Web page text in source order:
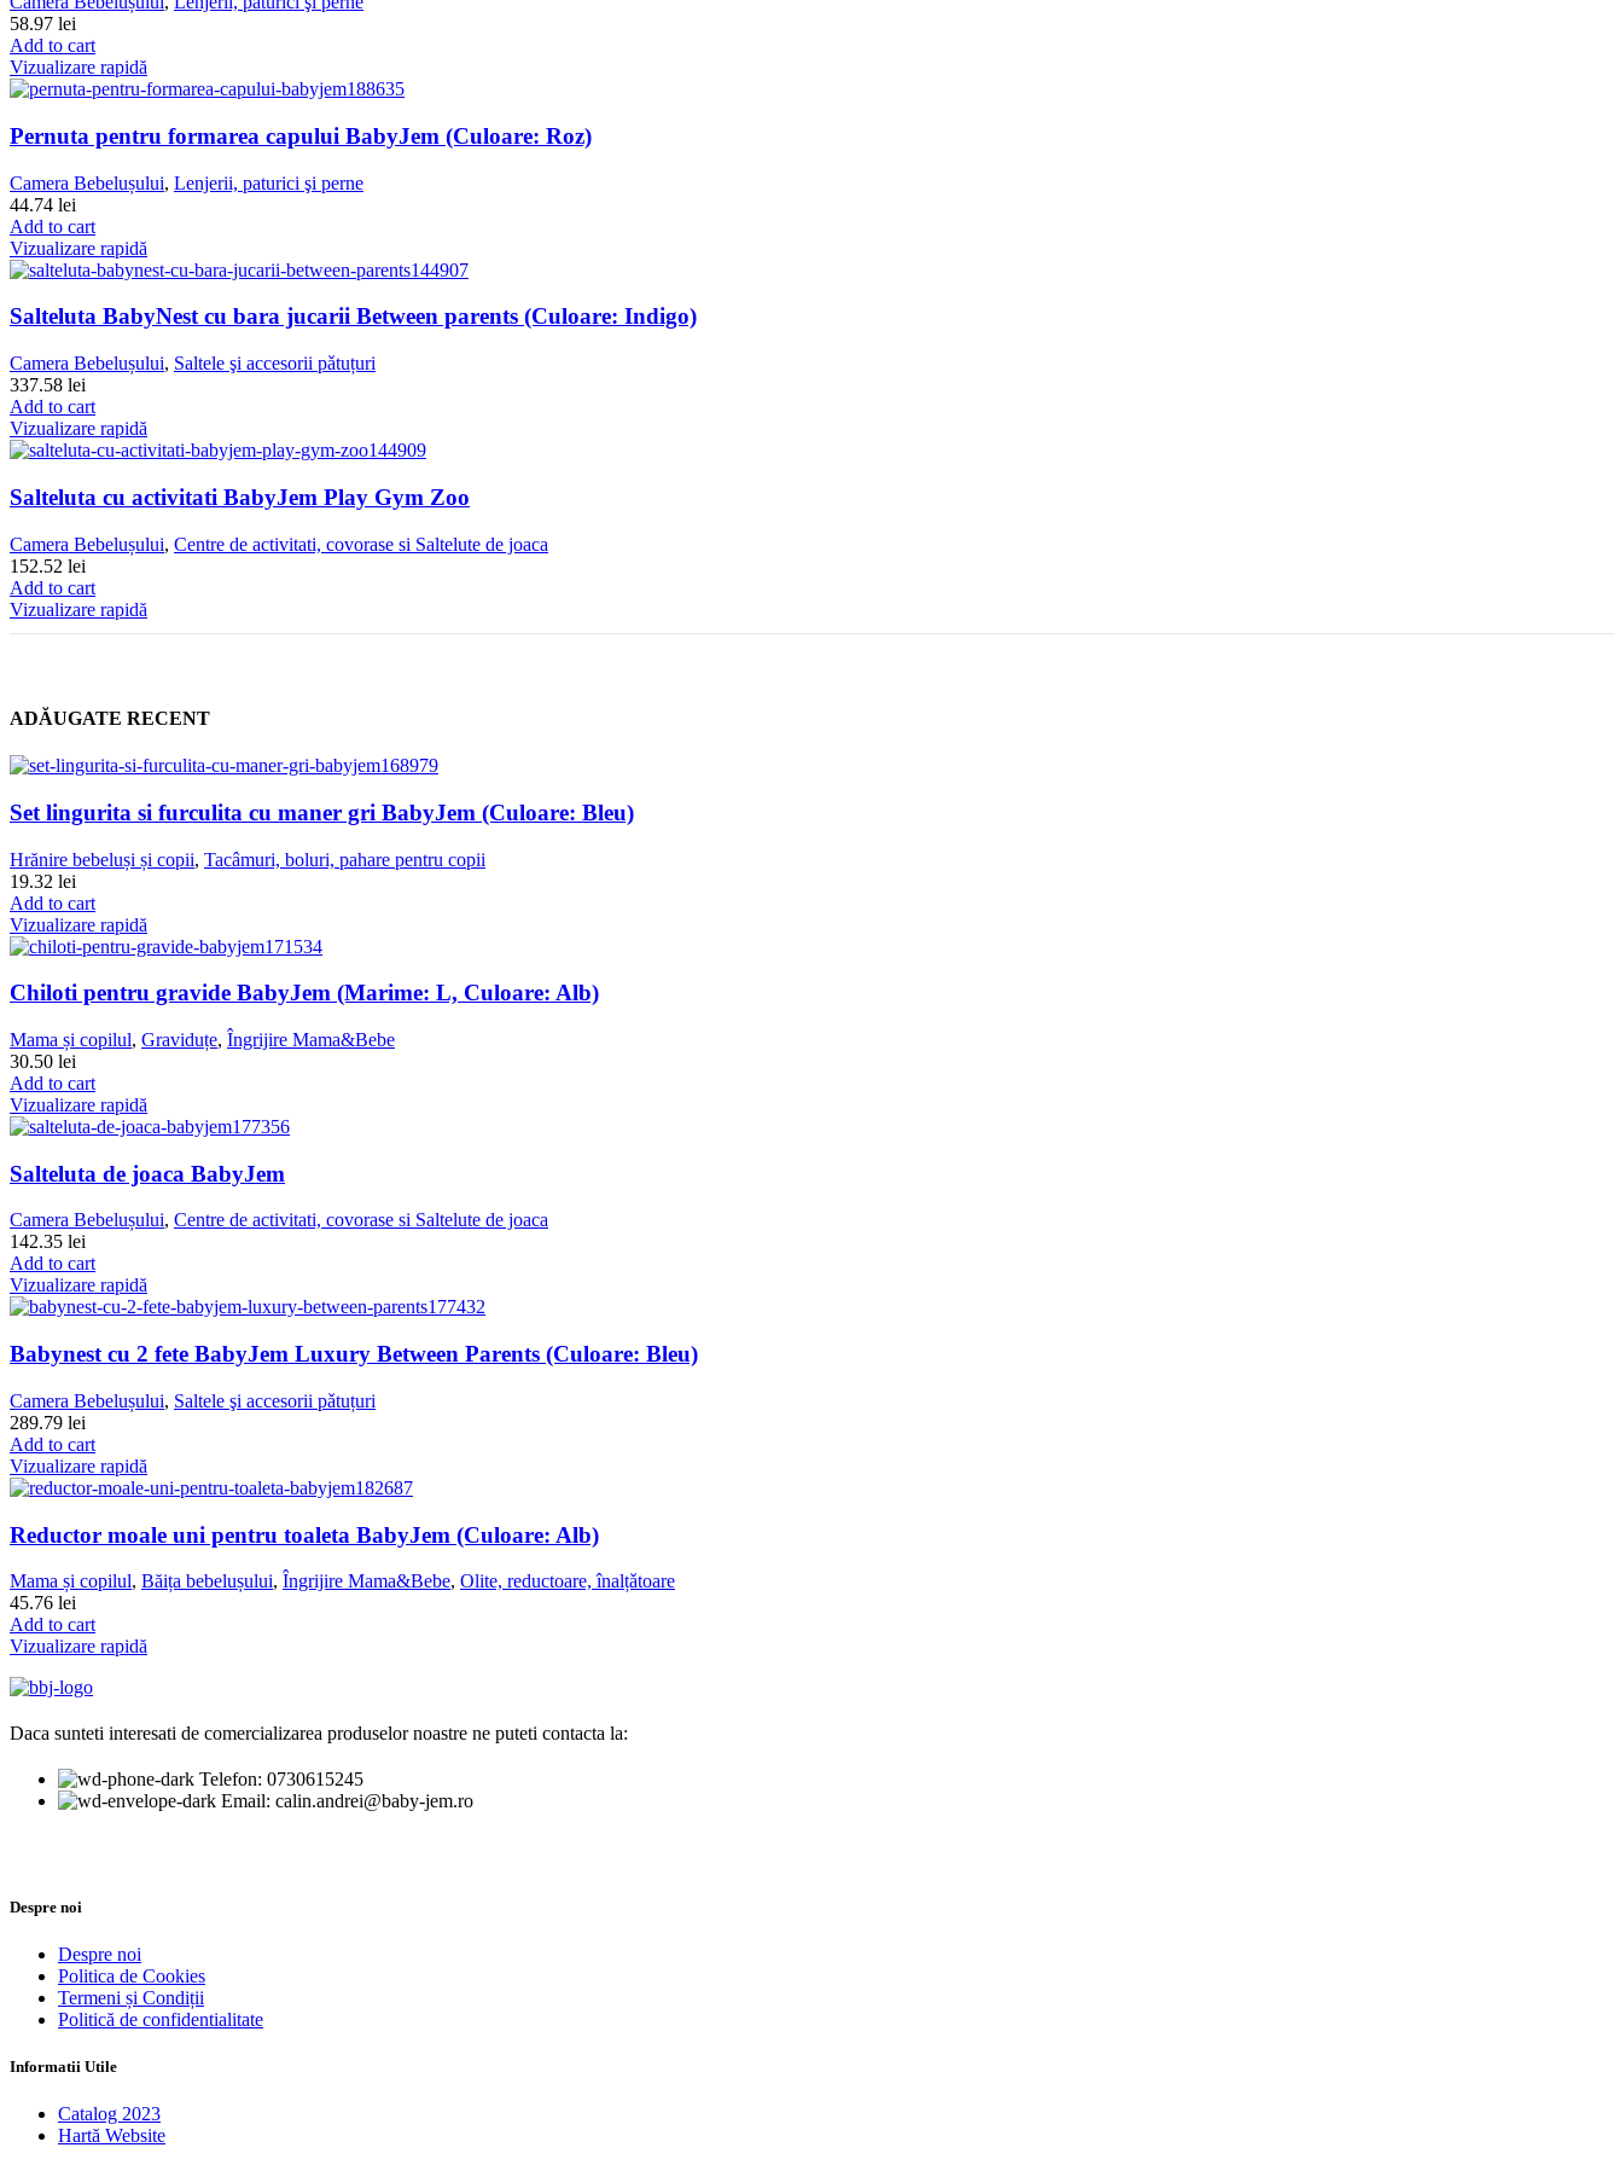
58.97 lei
Add to cart
Vizualizare rapidă
Pernuta pentru formarea capului BabyJem (Culoare: Roz)
Camera Bebelușului, Lenjerii, paturici şi perne
44.74 lei
Add to cart
Vizualizare rapidă
Salteluta BabyNest cu bara jucarii Between parents (Culoare: Indigo)
Camera Bebelușului, Saltele şi accesorii pǎtuțuri
337.58 lei
Add to cart
Vizualizare rapidă
Salteluta cu activitati BabyJem Play Gym Zoo
Camera Bebelușului, Centre de activitati, covorase si Saltelute de joaca
152.52 lei
Add to cart
Vizualizare rapidă
ADĂUGATE RECENT
Set lingurita si furculita cu maner gri BabyJem (Culoare: Bleu)
Hrănire bebeluși și copii, Tacâmuri, boluri, pahare pentru copii
19.32 lei
Add to cart
Vizualizare rapidă
Chiloti pentru gravide BabyJem (Marime: L, Culoare: Alb)
Mama și copilul, Graviduțe, Îngrijire Mama&Bebe
30.50 lei
Add to cart
Vizualizare rapidă
Salteluta de joaca BabyJem
Camera Bebelușului, Centre de activitati, covorase si Saltelute de joaca
142.35 lei
Add to cart
Vizualizare rapidă
Babynest cu 2 fete BabyJem Luxury Between Parents (Culoare: Bleu)
Camera Bebelușului, Saltele şi accesorii pǎtuțuri
289.79 lei
Add to cart
Vizualizare rapidă
Reductor moale uni pentru toaleta BabyJem (Culoare: Alb)
Mama și copilul, Băița bebelușului, Îngrijire Mama&Bebe, Olite, reductoare, înalțǎtoare
45.76 lei
Add to cart
Vizualizare rapidă
Daca sunteti interesati de comercializarea produselor noastre ne puteti contacta la:
Telefon: 0730615245
Email: calin.andrei@baby-jem.ro
Despre noi
Despre noi
Politica de Cookies
Termeni și Condiții
Politică de confidentialitate
Informatii Utile
Catalog 2023
Hartă Website